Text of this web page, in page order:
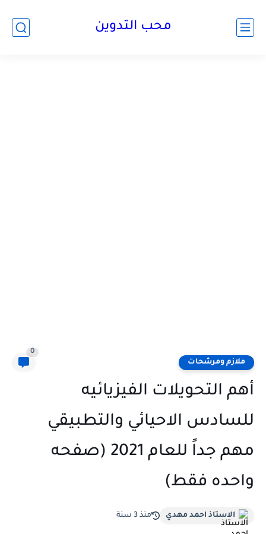
محب التدوين
ملازم ومرشحات
0
أهم التحويلات الفيزيائيه
للسادس الاحيائي والتطبيقي
مهم جداً للعام 2021 (صفحه
واحده فقط)
الاستاذ احمد مهدي منذ 3 سنة